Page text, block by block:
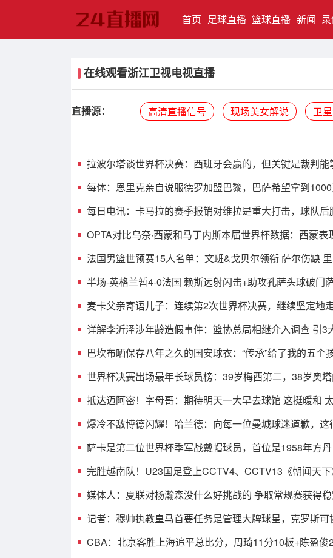
首页 (current)
足球直播 篮球直播 新闻
在线观看浙江卫视电视直播
直播源： 高清直播信号 现场美女解说 卫
拉波尔塔谈世界杯决赛：西班牙会赢的，但关键是裁判能
每体：恩里克亲自说服德罗加盟巴黎，巴萨希望拿到
每日电讯：卡马拉的赛季报销对维拉是重大打击，球队后
OPTA对比乌奈·西蒙和马丁内斯本届世界杯数据：西蒙表
法国男篮世预赛15人名单：文班&戈贝尔领衔 萨尔伤缺
半场-英格兰暂4-0法国 赖斯远射闪击+助攻孔萨头球破门
麦卡父亲寄语儿子：连续第2次世界杯决赛，继续坚定地
详解李沂泽涉年龄造假事件：篮协总局相继介入调查 引3
巴坎布晒保存八年之久的国安球衣：“传承”给了我的五个
世界杯决赛出场最年长球员榜：39岁梅西第二，38岁奥
抵达迈阿密！字母哥：期待明天一大早去球馆 这挺暖和
爆冷不敌博德闪耀！哈兰德：向每一位曼城球迷道歉，这
萨卡是第二位世界杯季军战戴帽球员，首位是1958年方丹
完胜越南队！U23国足登上CCTV4、CCTV13《朝闻天下
媒体人：夏联对杨瀚森没什么好挑战的 争取常规赛获得
记者：穆帅执教皇马首要任务是管理大牌球星，克罗斯可
CBA：北京客胜上海追平总比分，周琦11分10板+陈盈俊